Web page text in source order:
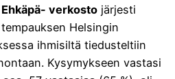
verkosto järjesti
Helsingin
ihmisiltä tiedusteltiin
Kysymykseen vastasi